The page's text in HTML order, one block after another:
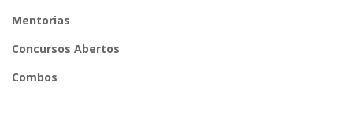
Mentorias
Concursos Abertos
Combos